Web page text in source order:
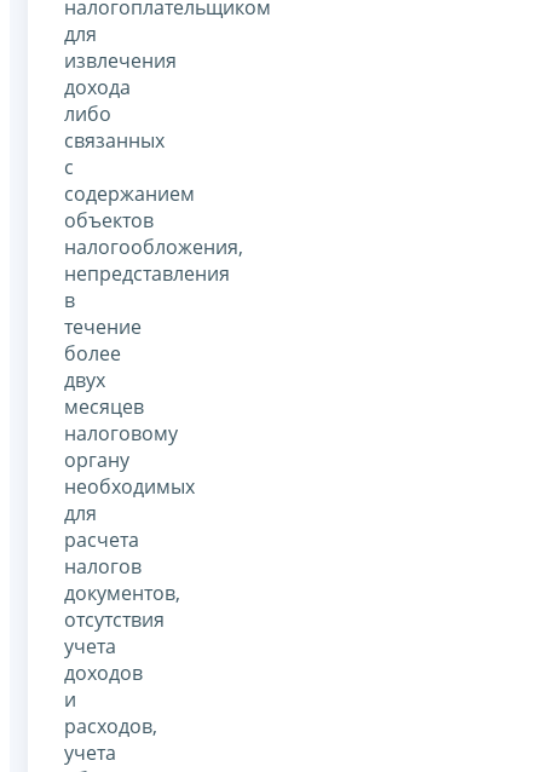
налогоплательщиком
для
извлечения
дохода
либо
связанных
с
содержанием
объектов
налогообложения,
непредставления
в
течение
более
двух
месяцев
налоговому
органу
необходимых
для
расчета
налогов
документов,
отсутствия
учета
доходов
и
расходов,
учета